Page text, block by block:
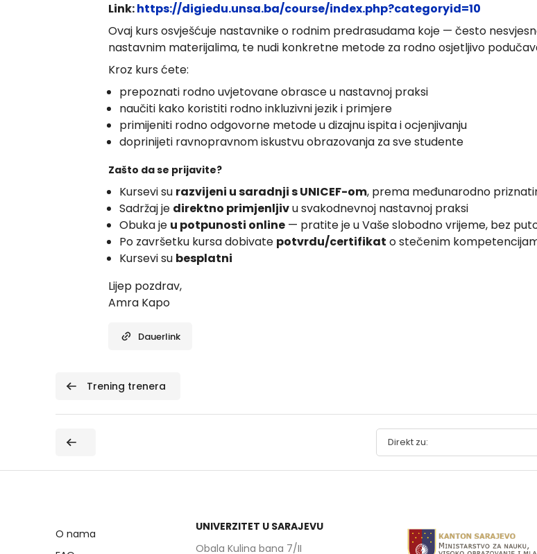
Link:https://digiedu.unsa.ba/course/index.php?categoryid=10
Ovaj kurs osvješćuje nastavnike o rodnim predrasudama koje — često
nastavnim materijalima, te nudi konkretne metode za rodno osjetljivo
Kroz kurs ćete:
prepoznati rodno uvjetovane obrasce u nastavnoj praksi
naučiti kako koristiti rodno inkluzivni jezik i primjere
primijeniti rodno odgovorne metode u dizajnu ispita i ocjenjivanju
doprinijeti ravnopravnom iskustvu obrazovanja za sve studente
Zašto da se prijavite?
Kursevi su razvijeni u saradnji s UNICEF-om, prema međunarodno
Sadržaj je direktno primjenljivu svakodnevnoj nastavnoj praksi
Obuka je u potpunosti online — pratite je u Vaše slobodno vrijeme, bez
Po završetku kursa dobivate potvrdu/certifikat o stečenim
Kursevi su besplatni
Lijep pozdrav,
Amra Kapo
Dauerlink
Trening trenera
O nama
UNIVERZITET U SARAJEVU
Obala Kulina bana 7/II